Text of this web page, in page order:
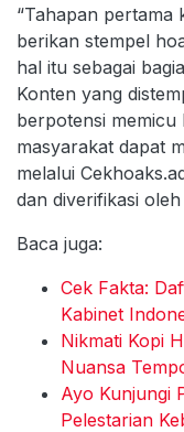
“Tahapan pertama
berikan stempel
hal itu sebagai
Konten yang
berpotensi memicu
masyarakat dapat
melalui
dan diverifikasi
Baca juga:
Cek Fakta:
Kabinet
Nikmati Kopi
Nuansa
Ayo Kunjungi
Pelestarian